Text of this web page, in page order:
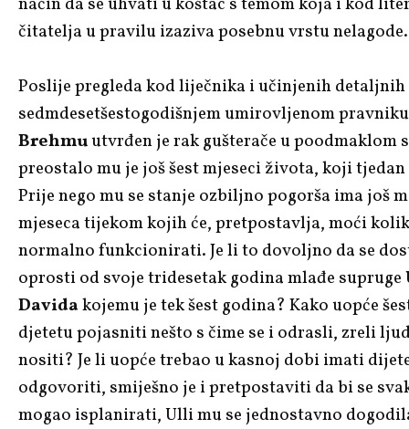
način da se uhvati u koštac s temom koja i kod
čitatelja u pravilu izaziva posebnu vrstu
Poslije pregleda kod liječnika i učinjenih
sedmdesetšestogodišnjem umirovljenom
Brehmuutvrđen je rak gušterače u poodmaklom
preostalo mu je još šest mjeseci života, koji
Prije nego mu se stanje ozbiljno pogorša ima još
mjeseca tijekom kojih će, pretpostavlja, moći
normalno funkcionirati. Je li to dovoljno da se
oprosti od svoje tridesetak godina mlađe supruge
Davidakojemu je tek šest godina? Kako uopće
djetetu pojasniti nešto s čime se i odrasli, zreli
nositi? Je li uopće trebao u kasnoj dobi imati
odgovoriti, smiješno je i pretpostaviti da bi se
mogao isplanirati, Ulli mu se jednostavno